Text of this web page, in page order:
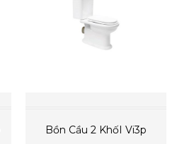
Bồn Cầu 2 KhốI Vi3p